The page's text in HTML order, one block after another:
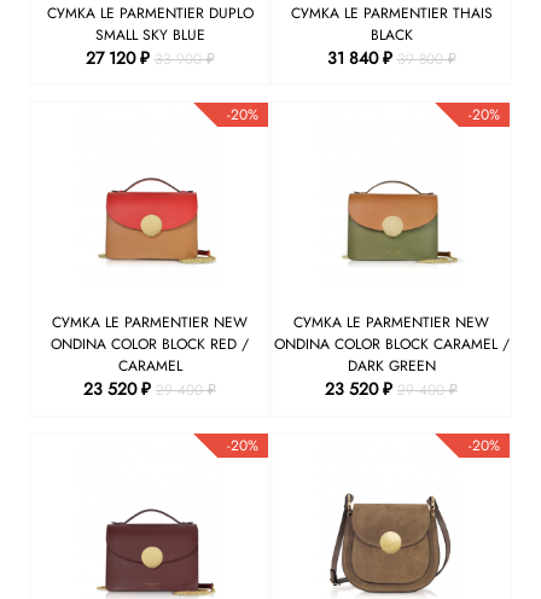
СУМКА LE PARMENTIER DUPLO
SMALL SKY BLUE
27 120 ₽33 900 ₽
СУМКА LE PARMENTIER THAIS
BLACK
31 840 ₽39 800 ₽
-20%
СУМКА LE PARMENTIER NEW
ONDINA COLOR BLOCK RED /
CARAMEL
23 520 ₽ 29 400 ₽
-20%
СУМКА LE PARMENTIER NEW
ONDINA COLOR BLOCK CARAMEL /
DARK GREEN
23 520 ₽ 29 400 ₽
-20% -20%